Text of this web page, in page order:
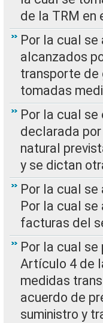
de la TRM en
Por la cual
alcanzados
transporte de
tomadas
Por la cual
declarada
natural
y se dictan
Por la cual se
Por la cual
facturas del
Por la cual
Artículo 4 de
medidas
acuerdo de
suministro y